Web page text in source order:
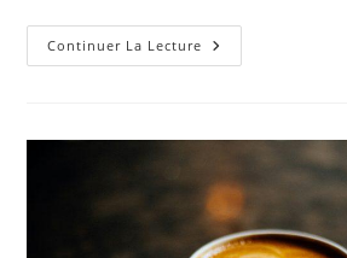
Continuer La Lecture